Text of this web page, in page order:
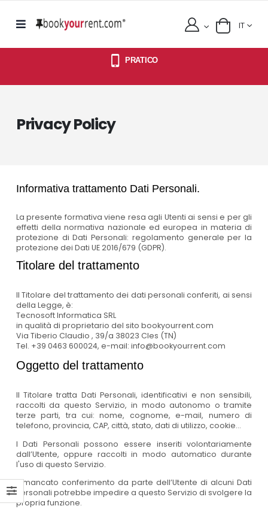
IT
PRATICO
Privacy Policy
Informativa trattamento Dati Personali.
La presente formativa viene resa agli Utenti ai sensi e per gli
effetti della normativa nazionale ed europea in materia di
protezione di Dati Personali: regolamento generale per la
protezione dei Dati UE 2016/679 (GDPR).
Titolare del trattamento
Il Titolare del trattamento dei dati personali conferiti, ai sensi
della Legge, è:
Tecnosoft Informatica SRL
in qualità di proprietario del sito bookyourrent.com
Via Tiberio Claudio , 39/a 38023 Cles (TN)
Tel. +39 0463 600024, e-mail: info@bookyourrent.com
Oggetto del trattamento
Il Titolare tratta Dati Personali, identificativi e non sensibili,
raccolti da questo Servizio, in modo autonomo o tramite
terze parti, tra cui: nome, cognome, e-mail, numero di
telefono, provincia, CAP, città, stato, dati di utilizzo, cookie...
I Dati Personali possono essere inseriti volontariamente
dall’Utente, oppure raccolti in modo automatico durante
l'uso di questo Servizio.
Il mancato conferimento da parte dell’Utente di alcuni Dati
Personali potrebbe impedire a questo Servizio di svolgere la
propria funzione.